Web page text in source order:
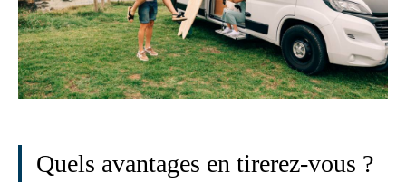
Quels avantages en tirerez-vous ?